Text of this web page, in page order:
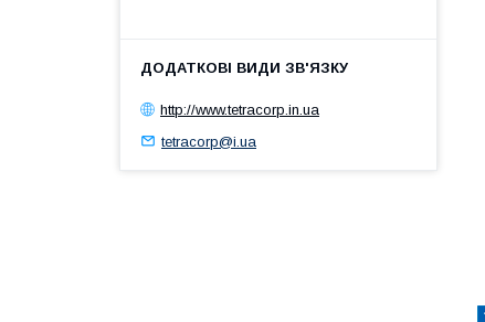
http://www.tetracorp.in.ua
tetracorp@i.ua